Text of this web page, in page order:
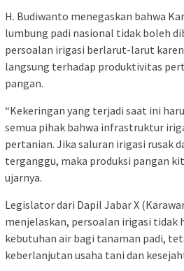
H. Budiwanto menegaskan bahwa
lumbung padi nasional tidak boleh
persoalan irigasi berlarut-larut
langsung terhadap produktivitas
pangan.
“Kekeringan yang terjadi saat ini
semua pihak bahwa infrastruktur
pertanian. Jika saluran irigasi rusak
terganggu, maka produksi pangan
ujarnya.
Legislator dari Dapil Jabar X
menjelaskan, persoalan irigasi tidak
kebutuhan air bagi tanaman padi,
keberlanjutan usaha tani dan